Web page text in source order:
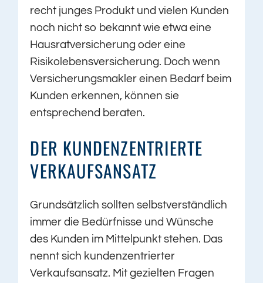
recht junges Produkt und vielen Kunden
noch nicht so bekannt wie etwa eine
Hausratversicherung oder eine
Risikolebensversicherung. Doch wenn
Versicherungsmakler einen Bedarf beim
Kunden erkennen, können sie
entsprechend beraten.
DER KUNDENZENTRIERTE
VERKAUFSANSATZ
Grundsätzlich sollten selbstverständlich
immer die Bedürfnisse und Wünsche
des Kunden im Mittelpunkt stehen. Das
nennt sich kundenzentrierter
Verkaufsansatz. Mit gezielten Fragen